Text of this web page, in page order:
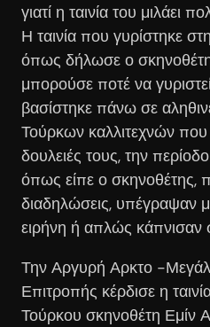
γιατί η ταινία του μιλάει
Η ταινία που γυρίστηκε
όπως δήλωσε ο
μπορούσε ποτέ να
βασίστηκε πάνω σε
Τούρκων καλλιτεχνών
δουλειές τους, την
όπως είπε ο σκηνοθέτης,
διαδηλώσεις, υπέγραψαν
ειρήνη ή απλώς κάπνισαν
Την Αργυρή Αρκτο -
Επιτροπής κέρδισε η
Τούρκου σκηνοθέτη Εμίν